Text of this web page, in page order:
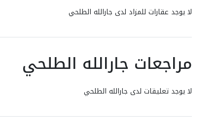
لا يوجد عقارات للمزاد لدى جارالله الطلحي
مراجعات جارالله الطلحي
لا يوجد تعليقات لدى جارالله الطلحي